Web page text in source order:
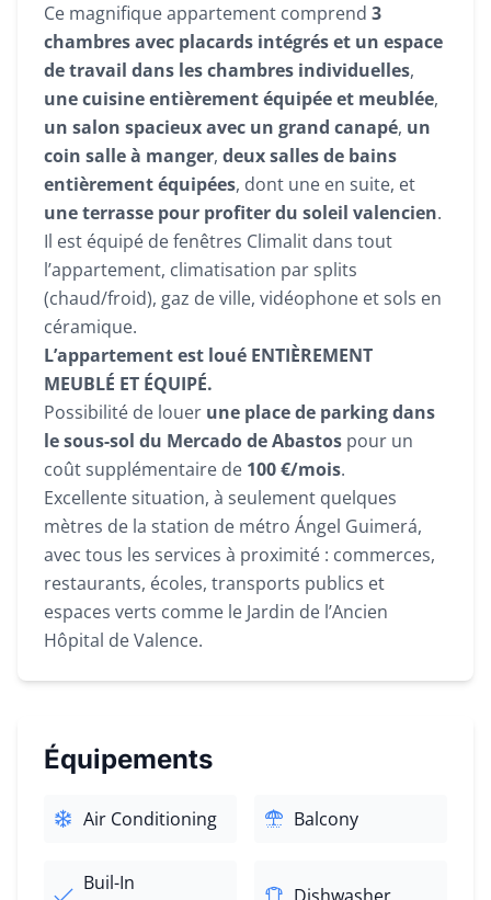
Ce magnifique appartement comprend 3
chambres avec placards intégrés et un espace
de travail dans les chambres individuelles,
une cuisine entièrement équipée et meublée,
un salon spacieux avec un grand canapé, un
coin salle à manger, deux salles de bains
entièrement équipées, dont une en suite, et
une terrasse pour profiter du soleil valencien.
Il est équipé de fenêtres Climalit dans tout
l’appartement, climatisation par splits
(chaud/froid), gaz de ville, vidéophone et sols en
céramique.
L’appartement est loué ENTIÈREMENT
MEUBLÉ ET ÉQUIPÉ.
Possibilité de louer une place de parking dans
le sous-sol du Mercado de Abastos pour un
coût supplémentaire de 100 €/mois.
Excellente situation, à seulement quelques
mètres de la station de métro Ángel Guimerá,
avec tous les services à proximité : commerces,
restaurants, écoles, transports publics et
espaces verts comme le Jardin de l’Ancien
Hôpital de Valence.
Équipements
Air Conditioning Balcony
Buil-In